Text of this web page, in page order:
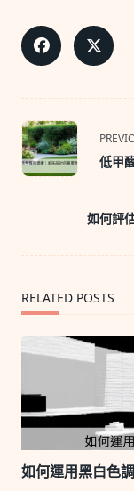
<span
class="nav-
subtitle
低甲
如何評
RELATED POSTS
如何運用黑白色